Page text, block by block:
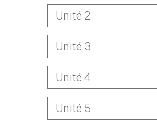
Unité 2
Unité 3
Unité 4
Unité 5